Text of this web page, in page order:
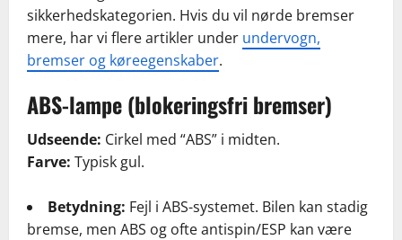
sikkerhedskategorien. Hvis du vil nørde bremser
mere, har vi flere artikler under undervogn,
bremser og køreegenskaber.
ABS-lampe (blokeringsfri bremser)
Udseende: Cirkel med “ABS” i midten.
Farve: Typisk gul.
Betydning: Fejl i ABS-systemet. Bilen kan stadig
bremse, men ABS og ofte antispin/ESP kan være